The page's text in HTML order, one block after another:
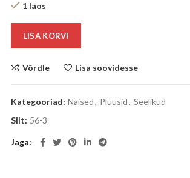
1 laos
LISA KORVI
Võrdle Lisa soovidesse
Kategooriad: Naised, Pluusid, Seelikud
Silt: 56-3
Jaga